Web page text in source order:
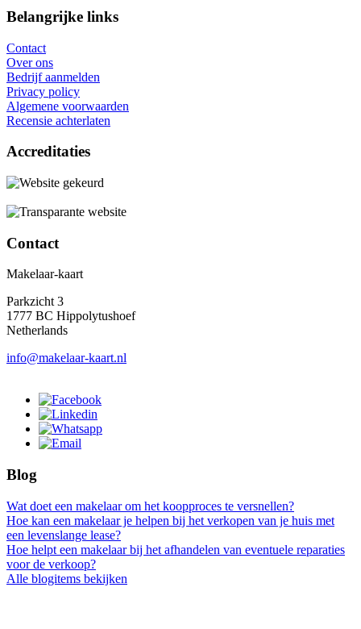
Belangrijke links
Contact
Over ons
Bedrijf aanmelden
Privacy policy
Algemene voorwaarden
Recensie achterlaten
Accreditaties
Contact
Makelaar-kaart
Parkzicht 3
1777 BC Hippolytushoef
Netherlands
info@makelaar-kaart.nl
Blog
Wat doet een makelaar om het koopproces te versnellen?
Hoe kan een makelaar je helpen bij het verkopen van je huis met
een levenslange lease?
Hoe helpt een makelaar bij het afhandelen van eventuele reparaties
voor de verkoop?
Alle blogitems bekijken